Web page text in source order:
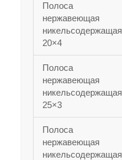
Полоса
нержавеющая
никельсодержащая
20×4
Полоса
нержавеющая
никельсодержащая
25×3
Полоса
нержавеющая
никельсодержащая